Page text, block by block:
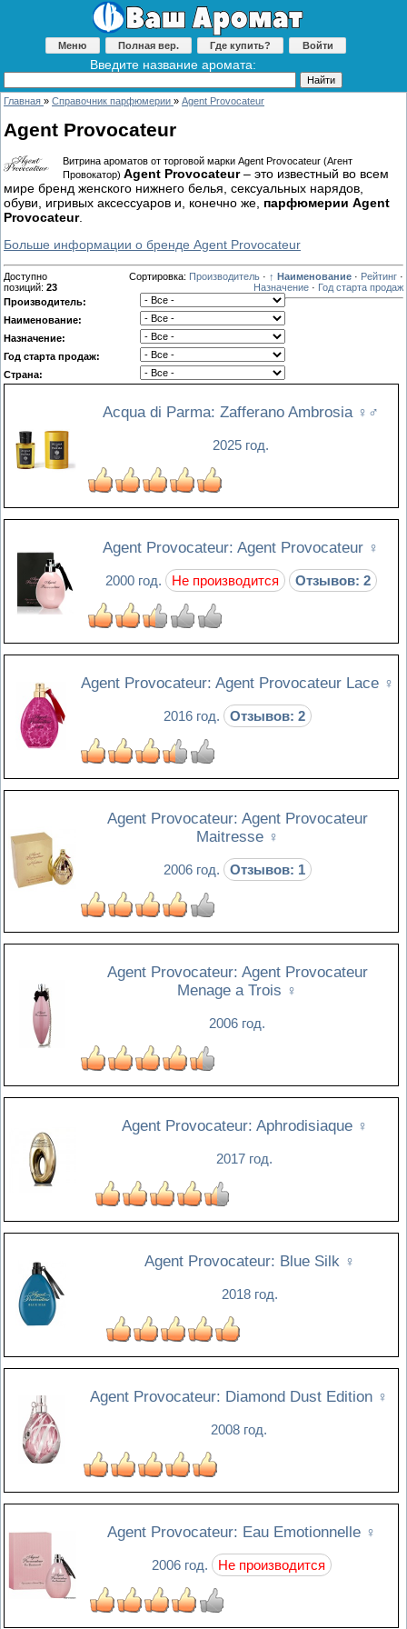
Меню Полная вер. Где купить? Войти
Введите название аромата:
Главная » Справочник парфюмерии » Agent Provocateur
Agent Provocateur
Витрина ароматов от торговой марки Agent Provocateur (Агент
Провокатор) Agent Provocateur– это известный во всем
мире бренд женского нижнего белья, сексуальных нарядов,
обуви, игривых аксессуаров и, конечно же, парфюмерии Agent
Provocateur.
Больше информации о бренде Agent Provocateur
Доступно
позиций: 23
Сортировка: Производитель · ↑ Наименование · Рейтинг ·
Назначение · Год старта продаж
Производитель:
Наименование:
Назначение:
Год старта продаж:
Страна:
Acqua di Parma: Zafferano Ambrosia ♀♂
2025 год.
Agent Provocateur: Agent Provocateur ♀
2000 год. Не производится Отзывов: 2
Agent Provocateur: Agent Provocateur Lace ♀
2016 год. Отзывов: 2
Agent Provocateur: Agent Provocateur
Maitresse ♀
2006 год. Отзывов: 1
Agent Provocateur: Agent Provocateur
Menage a Trois ♀
2006 год.
Agent Provocateur: Aphrodisiaque ♀
2017 год.
Agent Provocateur: Blue Silk ♀
2018 год.
Agent Provocateur: Diamond Dust Edition ♀
2008 год.
Agent Provocateur: Eau Emotionnelle ♀
2006 год. Не производится